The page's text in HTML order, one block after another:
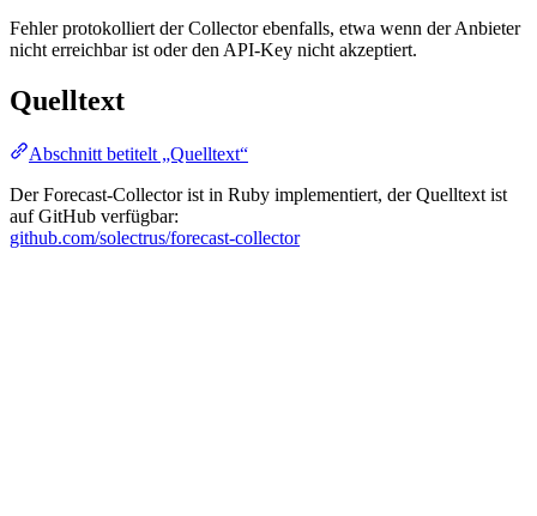
Fehler protokolliert der Collector ebenfalls, etwa wenn der Anbieter
nicht erreichbar ist oder den API-Key nicht akzeptiert.
Quelltext
Abschnitt betitelt „Quelltext“
Der Forecast-Collector ist in Ruby implementiert, der Quelltext ist
auf GitHub verfügbar:
github.com/solectrus/forecast-collector